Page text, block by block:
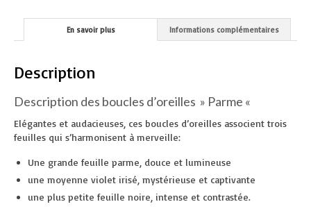
En savoir plus Informations complémentaires
Description
Description des boucles d’oreilles » Parme «
Elégantes et audacieuses, ces boucles d’oreilles associent trois
feuilles qui s’harmonisent à merveille:
Une grande feuille parme, douce et lumineuse
une moyenne violet irisé, mystérieuse et captivante
une plus petite feuille noire, intense et contrastée.